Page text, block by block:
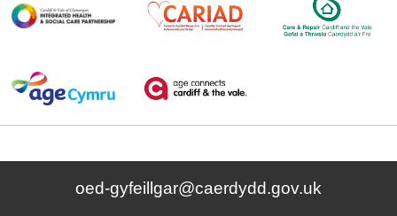
oed-gyfeillgar@caerdydd.gov.uk